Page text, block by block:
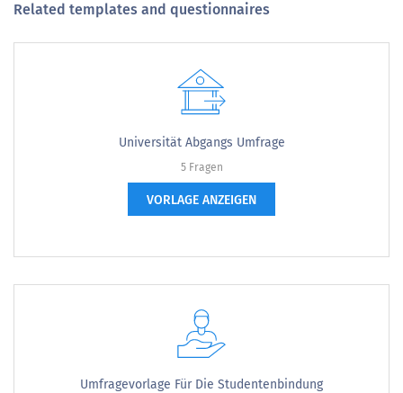
Related templates and questionnaires
Universität Abgangs Umfrage
5 Fragen
VORLAGE ANZEIGEN
Umfragevorlage Für Die Studentenbindung